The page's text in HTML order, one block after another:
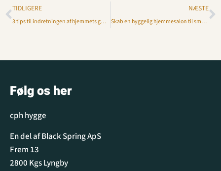
TIDLIGERE
3 tips til indretningen af hjemmets gæsteværelse
NÆSTE
Skab en hyggelig hjemmesalon til smukke negle
Følg os her
cph hygge
En del af Black Spring ApS
Frem 13
2800 Kgs Lyngby